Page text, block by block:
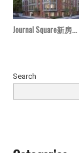
Journal Square新房...
Search